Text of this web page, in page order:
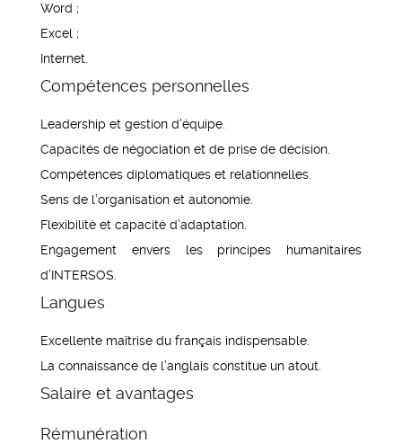
Word ;
Excel ;
Internet.
Compétences personnelles
Leadership et gestion d’équipe.
Capacités de négociation et de prise de décision.
Compétences diplomatiques et relationnelles.
Sens de l’organisation et autonomie.
Flexibilité et capacité d’adaptation.
Engagement envers les principes humanitaires
d’INTERSOS.
Langues
Excellente maîtrise du français indispensable.
La connaissance de l’anglais constitue un atout.
Salaire et avantages
Rémunération